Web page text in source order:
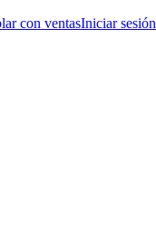
con ventasIniciar sesión